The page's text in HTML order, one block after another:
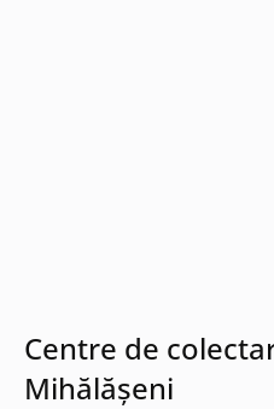
Centre de
Mihălăşeni